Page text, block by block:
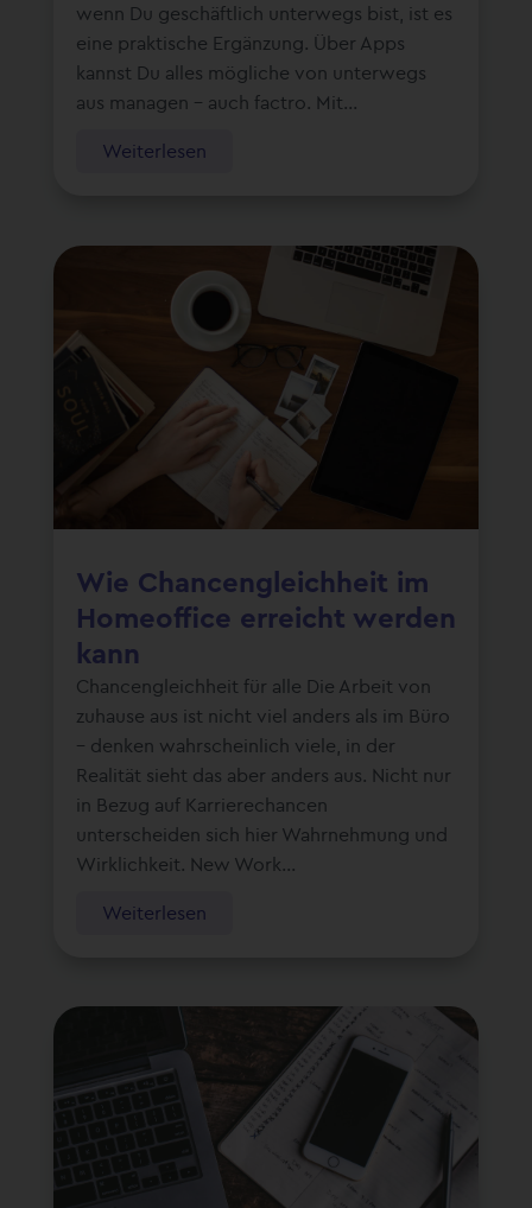
wenn Du geschäftlich unterwegs bist, ist es
eine praktische Ergänzung. Über Apps
kannst Du alles mögliche von unterwegs
aus managen – auch factro. Mit...
Weiterlesen
Wie Chancengleichheit im
Homeoffice erreicht werden
kann
Chancengleichheit für alle Die Arbeit von
zuhause aus ist nicht viel anders als im Büro
– denken wahrscheinlich viele, in der
Realität sieht das aber anders aus. Nicht nur
in Bezug auf Karrierechancen
unterscheiden sich hier Wahrnehmung und
Wirklichkeit. New Work...
Weiterlesen